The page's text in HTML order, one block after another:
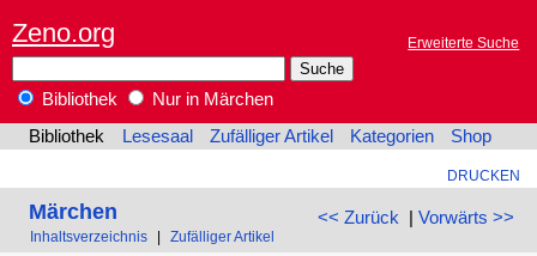
Zeno.org Erweiterte Suche
Bibliothek
Nur in Märchen
Bibliothek
Lesesaal Zufälliger Artikel Kategorien Shop
DRUCKEN
<< Zurück | Vorwärts >>
Märchen
Inhaltsverzeichnis Zufälliger Artikel